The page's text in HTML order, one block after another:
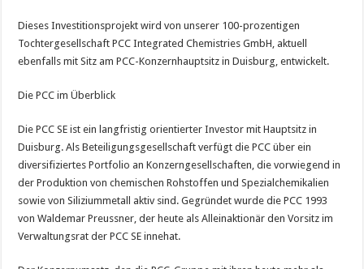
Dieses Investitionsprojekt wird von unserer 100-prozentigen
Tochtergesellschaft PCC Integrated Chemistries GmbH, aktuell
ebenfalls mit Sitz am PCC-Konzernhauptsitz in Duisburg, entwickelt.
Die PCC im Überblick
Die PCC SE ist ein langfristig orientierter Investor mit Hauptsitz in
Duisburg. Als Beteiligungsgesellschaft verfügt die PCC über ein
diversifiziertes Portfolio an Konzerngesellschaften, die vorwiegend in
der Produktion von chemischen Rohstoffen und Spezialchemikalien
sowie von Siliziummetall aktiv sind. Gegründet wurde die PCC 1993
von Waldemar Preussner, der heute als Alleinaktionär den Vorsitz im
Verwaltungsrat der PCC SE innehat.